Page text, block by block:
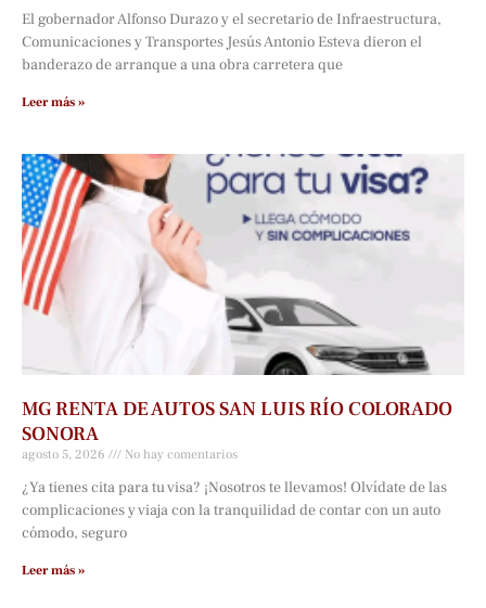
El gobernador Alfonso Durazo y el secretario de Infraestructura,
Comunicaciones y Transportes Jesús Antonio Esteva dieron el
banderazo de arranque a una obra carretera que
Leer más »
MG RENTA DE AUTOS SAN LUIS RÍO COLORADO
SONORA
agosto 5, 2026 No hay comentarios
¿Ya tienes cita para tu visa? ¡Nosotros te llevamos! Olvídate de las
complicaciones y viaja con la tranquilidad de contar con un auto
cómodo, seguro
Leer más »